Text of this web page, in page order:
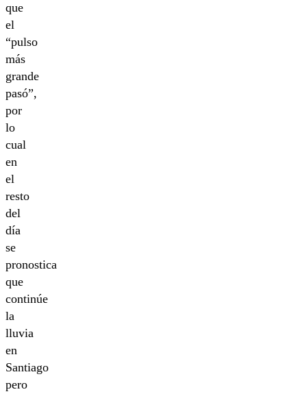
que
el
“pulso
más
grande
pasó”,
por
lo
cual
en
el
resto
del
día
se
pronostica
que
continúe
la
lluvia
en
Santiago
pero